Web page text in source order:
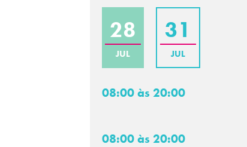
28
JUL
31
JUL
08:00 às 20:00
08:00 às 20:00